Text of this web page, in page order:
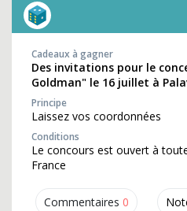
Commentaires 0
Cadeaux à gagner
Des invitations pour le
Goldman" le 16 juillet à
Principe
Laissez vos coordonnées
Conditions
Le concours est ouvert à
France